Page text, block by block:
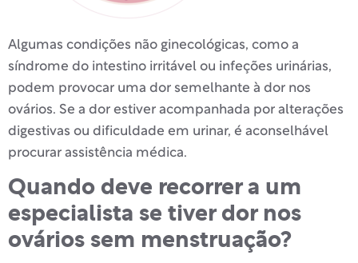
Algumas condições não ginecológicas, como a
síndrome do intestino irritável ou infeções urinárias,
podem provocar uma dor semelhante à dor nos
ovários. Se a dor estiver acompanhada por alterações
digestivas ou dificuldade em urinar, é aconselhável
procurar assistência médica.
Quando deve recorrer a um
especialista se tiver dor nos
ovários sem menstruação?